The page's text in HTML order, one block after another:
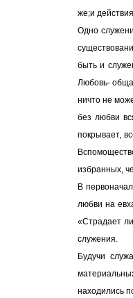
же;и
Одно
быть и
Любовь-
ничто не
без любви
покрывает,
избранных,
В
любви на
«Страдает
служения.
Будучи
находились